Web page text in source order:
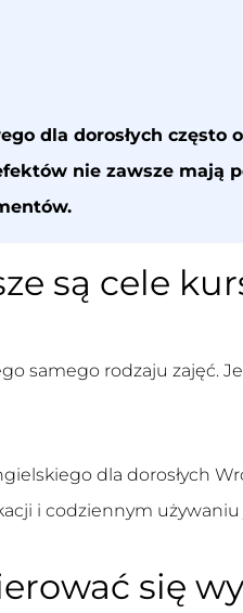
dla dorosłych często
nie zawsze mają
są cele
samego rodzaju zajęć.
dla dorosłych
i codziennym używaniu
się